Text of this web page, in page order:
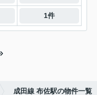
1件
成田線 布佐駅の物件一覧